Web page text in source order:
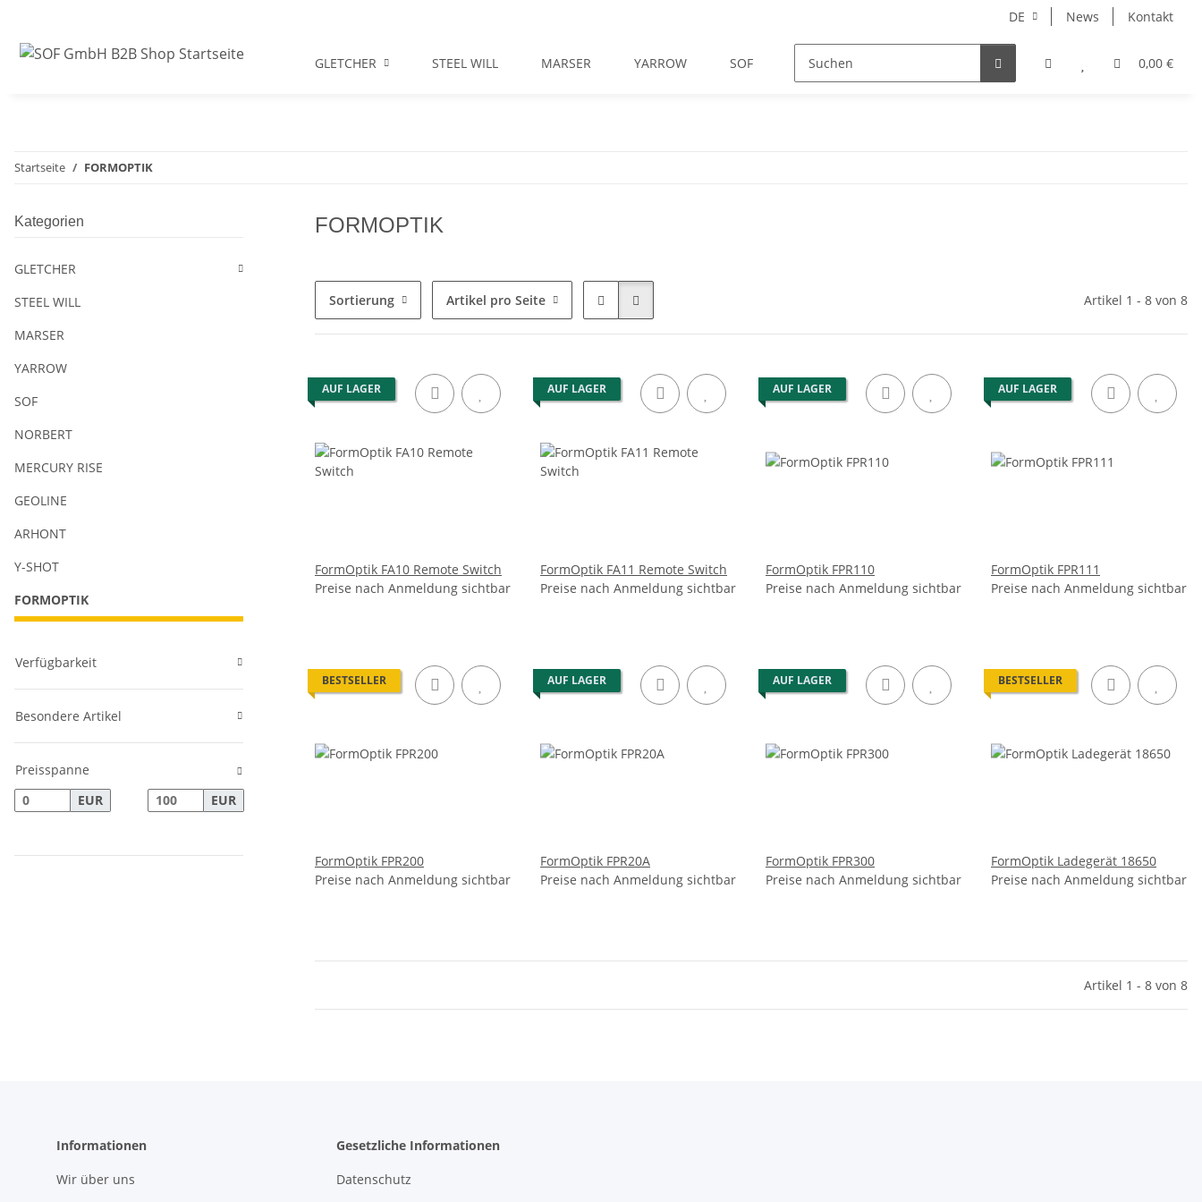
DE News Kontakt
0,00 €
GLETCHER STEEL WILL MARSER YARROW SOF NORBERT GEOLINE ARHONT
Startseite FORMOPTIK
FORMOPTIK
Sortierung Artikel pro Seite Artikel 1 - 8 von 8
AUF LAGER
FormOptik FA10 Remote Switch
Preise nach Anmeldung sichtbar
AUF LAGER
FormOptik FA11 Remote Switch
Preise nach Anmeldung sichtbar
AUF LAGER
FormOptik FPR110
Preise nach Anmeldung sichtbar
AUF LAGER
FormOptik FPR111
Preise nach Anmeldung sichtbar
BESTSELLER
FormOptik FPR200
Preise nach Anmeldung sichtbar
AUF LAGER
FormOptik FPR20A
Preise nach Anmeldung sichtbar
AUF LAGER
FormOptik FPR300
Preise nach Anmeldung sichtbar
BESTSELLER
FormOptik Ladegerät 18650
Preise nach Anmeldung sichtbar
Artikel 1 - 8 von 8
Kategorien
GLETCHER
STEEL WILL
MARSER
YARROW
SOF
NORBERT
MERCURY RISE
GEOLINE
ARHONT
Y-SHOT
FORMOPTIK
Verfügbarkeit
Besondere Artikel
Preisspanne
EUR
EUR
Informationen
Wir über uns
Gesetzliche Informationen
Datenschutz